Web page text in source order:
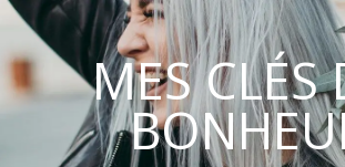
MES CLÉS